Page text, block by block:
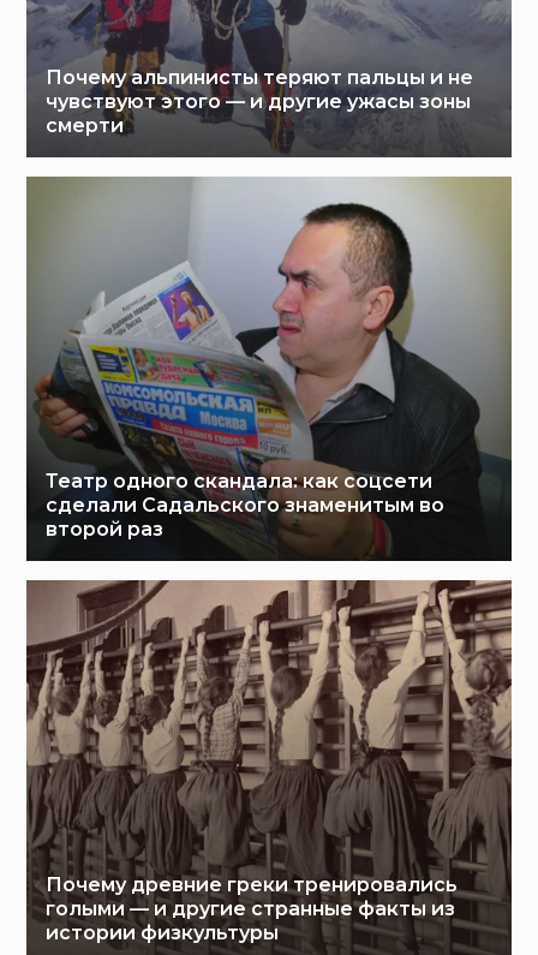
Почему альпинисты теряют пальцы и не
чувствуют этого — и другие ужасы зоны
смерти
Театр одного скандала: как соцсети
сделали Садальского знаменитым во
второй раз
Почему древние греки тренировались
голыми — и другие странные факты из
истории физкультуры